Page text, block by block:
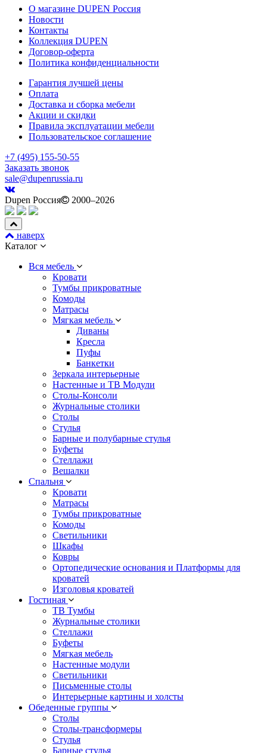
О магазине DUPEN Россия
Новости
Контакты
Коллекция DUPEN
Договор-оферта
Политика конфиденциальности
Гарантия лучшей цены
Оплата
Доставка и сборка мебели
Акции и скидки
Правила эксплуатации мебели
Пользовательское соглашение
+7 (495) 155-50-55
Заказать звонок
sale@dupenrussia.ru
Dupen Россия 2000–2026
наверх
Каталог
Вся мебель
Кровати
Тумбы прикроватные
Комоды
Матрасы
Мягкая мебель
Диваны
Кресла
Пуфы
Банкетки
Зеркала интерьерные
Настенные и ТВ Модули
Столы-Консоли
Журнальные столики
Столы
Стулья
Барные и полубарные стулья
Буфеты
Стеллажи
Вешалки
Cпальня
Кровати
Матрасы
Тумбы прикроватные
Комоды
Светильники
Шкафы
Ковры
Ортопедические основания и Платформы для
кроватей
Изголовья кроватей
Гостиная
ТВ Тумбы
Журнальные столики
Стеллажи
Буфеты
Мягкая мебель
Настенные модули
Светильники
Письменные столы
Интерьерные картины и холсты
Обеденные группы
Столы
Столы-трансформеры
Стулья
Барные стулья